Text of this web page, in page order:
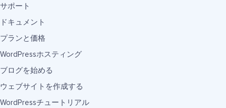
サポート
ドキュメント
プランと価格
WordPressホスティング
ブログを始める
ウェブサイトを作成する
WordPressチュートリアル